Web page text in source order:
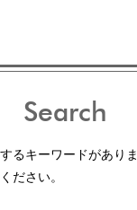
Search
るキーワードがあり
ださい。